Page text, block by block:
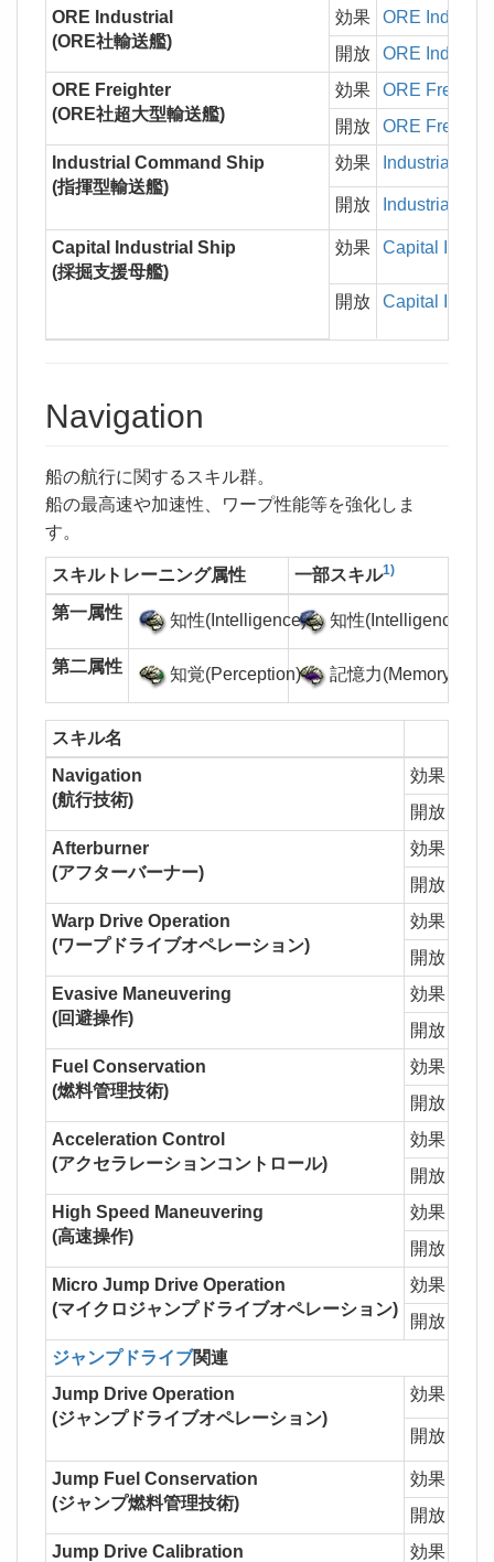
ORE Industrial
(ORE社輸送艦)
効果
ORE
開放
ORE
ORE Freighter
(ORE社超大型輸送艦)
効果
ORE
開放
ORE
Industrial Command Ship
(指揮型輸送艦)
効果 Industrial
開放 Industrial
Capital Industrial Ship
(採掘支援母艦)
効果 Capital
開放 Capital
Navigation
船の航行に関するスキル群。
船の最高速や加速性、ワープ性能等を強化しま
す。
スキルトレーニング属性 一部スキル1)
第一属性 知性(Intelligence) 知性(Intelligence)
第二属性 知覚(Perception) 記憶力(Memory)
スキル名
Navigation
(航行技術)
効果
開放
Afterburner
(アフターバーナー)
効果
開放
Warp Drive Operation
(ワープドライブオペレーション)
効果
開放
Evasive Maneuvering
(回避操作)
効果
開放
Fuel Conservation
(燃料管理技術)
効果
開放
Acceleration Control
(アクセラレーションコントロール)
効果
開放
High Speed Maneuvering
(高速操作)
効果
開放
Micro Jump Drive Operation
(マイクロジャンプドライブオペレーション)
効果
開放
ジャンプドライブ関連
Jump Drive Operation
(ジャンプドライブオペレーション)
効果
開放
Jump Fuel Conservation
(ジャンプ燃料管理技術)
効果
開放
Jump Drive Calibration
効果